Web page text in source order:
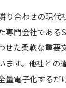
り合わせの現代
専門会社である
せた柔軟な重要
ます。他社との
量電子化するだ